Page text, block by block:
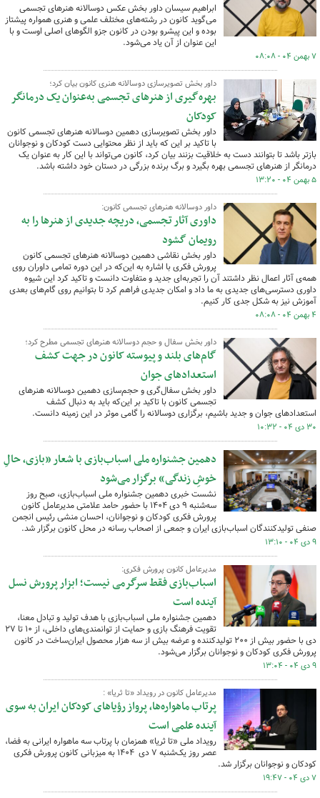
ابراهیم سیسان داور بخش عکس دوسالانه هنرهای تجسمی
می‌گوید کانون در رشته‌های مختلف علمی و هنری همواره پیشتاز
بوده و این پیشرو بودن در کانون جزو الگوهای اصلی اوست و با
این عنوان از آن یاد می‌شود.
۷ بهمن ۰۴ - ۰۸:۰۸
داور بخش تصویرسازی دوسالانه هنری کانون بیان کرد؛
بهره‌گیری از هنرهای تجسمی به‌عنوان یک درمانگر
کودکان
داور بخش تصویرسازی دهمین دوسالانه هنرهای تجسمی کانون
با تاکید بر این که باید از نظر محتوایی دست کودکان و نوجوانان
بازتر باشد تا بتوانند دست به خلاقیت بزنند بیان کرد، کانون می‌تواند با این کار به عنوان یک
درمانگر از هنرهای تجسمی بهره بگیرد و برگ برنده بزرگی در دستان خود داشته باشد.
۵ بهمن ۰۴ - ۱۳:۲۰
داور دوسالانه هنرهای تجسمی کانون:
داوری آثار تجسمی، دریچه جدیدی از هنرها را به
رویمان گشود
داور بخش نقاشی دهمین دوسالانه هنرهای تجسمی کانون
پرورش فکری با اشاره به این‌که در این دوره تمامی داوران روی
همه‌ی آثار اعمال نظر داشتند آن را تجربه‌ای جدید و متفاوت دانست و تاکید کرد این شیوه
داوری دسترسی‌های جدیدی به ما داد و امکان جدیدی فراهم کرد تا بتوانیم روی گام‌های بعدی
آموزش نیز به شکل جدی کار کنیم.
۴ بهمن ۰۴ - ۰۸:۰۸
داور بخش سفال و حجم دوسالانه هنرهای تجسمی مطرح کرد؛
گام‌های بلند و پیوسته کانون در جهت کشف
استعدادهای جوان
داور بخش سفال‌گری و حجم‌سازی دهمین دوسالانه هنرهای
تجسمی کانون با تاکید بر این‌که باید به دنبال کشف
استعدادهای جوان و جدید باشیم، برگزاری دوسالانه را گامی موثر در این زمینه دانست.
۳۰ دی ۰۴ - ۱۰:۳۲
دهمین جشنواره ملی اسباب‌بازی با شعار «بازی، حالِ
خوشِ زندگی» برگزار می‌شود
نشست خبری دهمین جشنواره ملی اسباب‌بازی، صبح روز
سه‌شنبه ۹ دی‌ ۱۴۰۴ با حضور حامد علامتی مدیرعامل کانون
پرورش فکری کودکان و نوجوانان، احسان منشی رئیس انجمن
صنفی تولیدکنندگان اسباب‌بازی ایران و جمعی از اصحاب رسانه در محل کانون برگزار شد.
۹ دی ۰۴ - ۱۳:۱۰
مدیرعامل کانون پرورش فکری:
اسباب‌بازی فقط سرگرمی نیست؛ ابزار پرورش نسل
آینده است
دهمین جشنواره ملی اسباب‌بازی با هدف تولید و تبادل معنا،
تقویت فرهنگ بازی و حمایت از توانمندی‌های داخلی، از ۱۰ تا ۲۷
دی ‌با حضور بیش از ۲۰۰ تولیدکننده و عرضه بیش از سه هزار محصول ایران‌ساخت در کانون
پرورش فکری کودکان و نوجوانان برگزار می‌شود.
۹ دی ۰۴ - ۱۳:۰۴
مدیرعامل کانون در رویداد «تا ثریا» :
پرتاب ماهواره‌ها، پرواز رؤیاهای کودکان ایران به سوی
آینده علمی است
رویداد ملی «تا ثریا» همزمان با پرتاب سه ماهواره ایرانی به فضا،
عصر روز یک‌شنبه ۷ دی ۱۴۰۴ به میزبانی کانون پرورش فکری
کودکان و نوجوانان برگزار شد.
۷ دی ۰۴ - ۱۹:۴۷